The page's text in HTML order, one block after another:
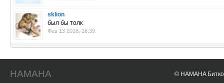
sklion
был бы толк
Фев 13 2018, 16:39
HAMAHA © HAMAHA